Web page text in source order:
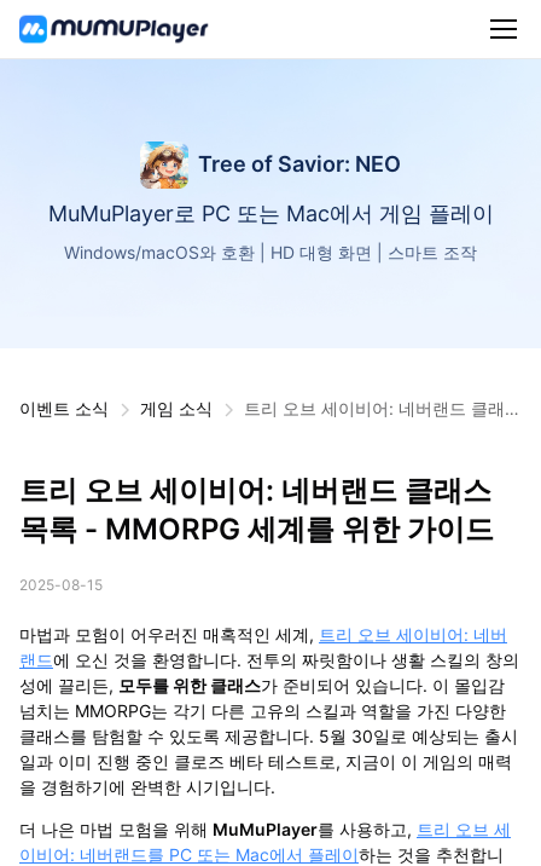
Tree of Savior: NEO
MuMuPlayer로 PC 또는 Mac에서 게임 플레이
Windows/macOS와 호환 | HD 대형 화면 | 스마트 조작
이벤트 소식 게임 소식
트리 오브 세이비어: 네버랜드 클래스
트리 오브 세이비어: 네버랜드 클래스
목록 - MMORPG 세계를 위한 가이드
2025-08-15
마법과 모험이 어우러진 매혹적인 세계, 트리 오브 세이비어: 네버
랜드에 오신 것을 환영합니다. 전투의 짜릿함이나 생활 스킬의 창의
성에 끌리든, 모두를 위한 클래스가 준비되어 있습니다. 이 몰입감
넘치는 MMORPG는 각기 다른 고유의 스킬과 역할을 가진 다양한
클래스를 탐험할 수 있도록 제공합니다. 5월 30일로 예상되는 출시
일과 이미 진행 중인 클로즈 베타 테스트로, 지금이 이 게임의 매력
을 경험하기에 완벽한 시기입니다.
더 나은 마법 모험을 위해 MuMuPlayer를 사용하고, 트리 오브 세
이비어: 네버랜드를 PC 또는 Mac에서 플레이하는 것을 추천합니